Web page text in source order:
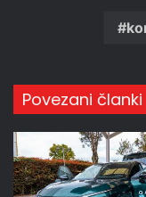
Povezani članki